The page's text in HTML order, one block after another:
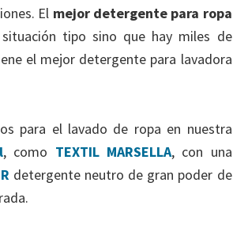
El mejor detergente para ropa
tipo sino que hay miles de
el mejor detergente para lavadora
para el lavado de ropa en nuestra
, como TEXTIL MARSELLA, con una
detergente neutro de gran poder de